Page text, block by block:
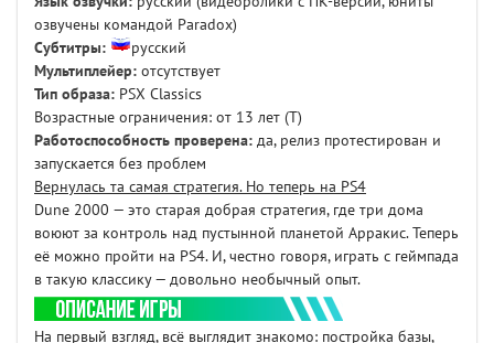
озвучены командой Paradox)
Субтитры:
русский
Мультиплейер: отсутствует
Тип образа: PSX Classics
Возрастные ограничения: от 13 лет (T)
Работоспособность проверена: да, релиз протестирован и
запускается без проблем
Вернулась та самая стратегия. Но теперь на PS4
Dune 2000 — это старая добрая стратегия, где три дома
воюют за контроль над пустынной планетой Арракис. Теперь
её можно пройти на PS4. И, честно говоря, играть с геймпада
в такую классику — довольно необычный опыт.
На первый взгляд, всё выглядит знакомо: постройка базы,